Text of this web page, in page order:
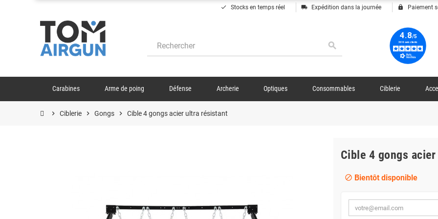
done Stocks en temps réel local_shipping Expédition dans la journée lock Paiement
search
Carabines Arme de poing Défense Archerie Optiques Consommables Ciblerie
chevron_right Ciblerie chevron_right Gongs chevron_right Cible 4 gongs acier ultra résistant
Cible 4 gongs
block Bientôt disponible